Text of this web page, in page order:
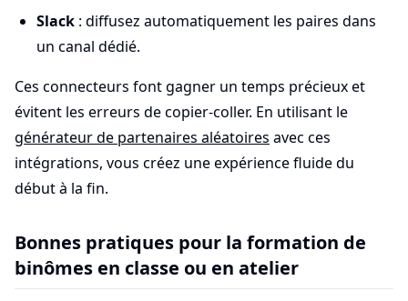
Slack : diffusez automatiquement les paires dans
un canal dédié.
Ces connecteurs font gagner un temps précieux et
évitent les erreurs de copier-coller. En utilisant le
générateur de partenaires aléatoires avec ces
intégrations, vous créez une expérience fluide du
début à la fin.
Bonnes pratiques pour la formation de
binômes en classe ou en atelier